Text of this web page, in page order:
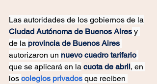
Las autoridades de los gobiernos de la
Ciudad Autónoma de Buenos Aires y
de la provincia de Buenos Aires
autorizaron un nuevo cuadro tarifario
que se aplicará en la cuota de abril, en
los colegios privados que reciben